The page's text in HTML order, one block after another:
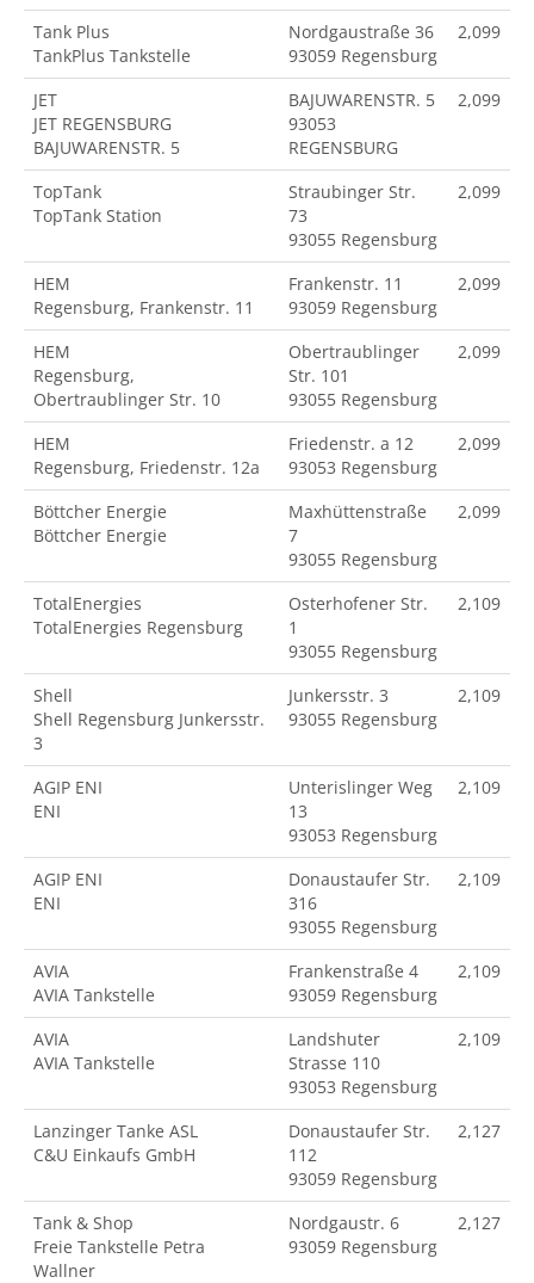
Tank Plus
TankPlus Tankstelle
Nordgaustraße 36
93059 Regensburg
2,099
JET
JET REGENSBURG
BAJUWARENSTR. 5
BAJUWARENSTR. 5
93053
REGENSBURG
2,099
TopTank
TopTank Station
Straubinger Str.
73
93055 Regensburg
2,099
HEM
Regensburg, Frankenstr. 11
Frankenstr. 11
93059 Regensburg
2,099
HEM
Regensburg,
Obertraublinger Str. 10
Obertraublinger
Str. 101
93055 Regensburg
2,099
HEM
Regensburg, Friedenstr. 12a
Friedenstr. a 12
93053 Regensburg
2,099
Böttcher Energie
Böttcher Energie
Maxhüttenstraße
7
93055 Regensburg
2,099
TotalEnergies
TotalEnergies Regensburg
Osterhofener Str.
1
93055 Regensburg
2,109
Shell
Shell Regensburg Junkersstr.
3
Junkersstr. 3
93055 Regensburg
2,109
AGIP ENI
ENI
Unterislinger Weg
13
93053 Regensburg
2,109
AGIP ENI
ENI
Donaustaufer Str.
316
93055 Regensburg
2,109
AVIA
AVIA Tankstelle
Frankenstraße 4
93059 Regensburg
2,109
AVIA
AVIA Tankstelle
Landshuter
Strasse 110
93053 Regensburg
2,109
Lanzinger Tanke ASL
C&U Einkaufs GmbH
Donaustaufer Str.
112
93059 Regensburg
2,127
Tank & Shop
Freie Tankstelle Petra
Wallner
Nordgaustr. 6
93059 Regensburg
2,127